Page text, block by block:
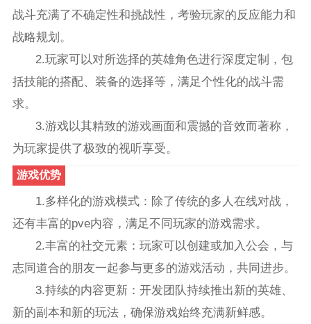
战斗充满了不确定性和挑战性，考验玩家的反应能力和
战略规划。
2.玩家可以对所选择的英雄角色进行深度定制，包
括技能的搭配、装备的选择等，满足个性化的战斗需
求。
3.游戏以其精致的游戏画面和震撼的音效而著称，
为玩家提供了极致的视听享受。
游戏优势
1.多样化的游戏模式：除了传统的多人在线对战，
还有丰富的pve内容，满足不同玩家的游戏需求。
2.丰富的社交元素：玩家可以创建或加入公会，与
志同道合的朋友一起参与更多的游戏活动，共同进步。
3.持续的内容更新：开发团队持续推出新的英雄、
新的副本和新的玩法，确保游戏始终充满新鲜感。